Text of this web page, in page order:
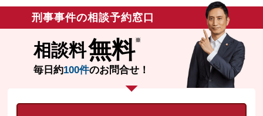
当事者は逮捕の2日後に検察庁へ送致される
予定であり、身柄拘束が長引くことによる
仕事への影響を大変心配されていました。
刑事事件の相談予約窓口
相談料無料
毎日約100件のお問合せ！